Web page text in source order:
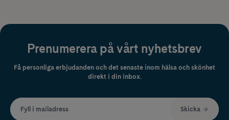
Prenumerera på vårt nyhetsbrev
Få personliga erbjudanden och det senaste inom hälsa och skönhet
direkt i din inbox.
Fyll i mailadress Skicka